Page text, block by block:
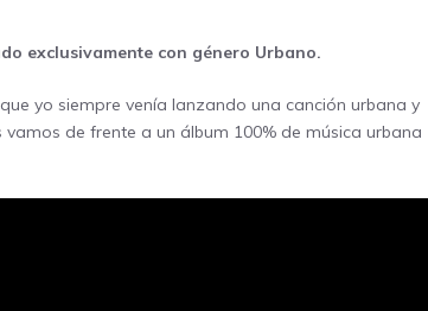
exclusivamente con género Urbano.
yo siempre venía lanzando una canción urbana y
de frente a un álbum 100% de música urbana